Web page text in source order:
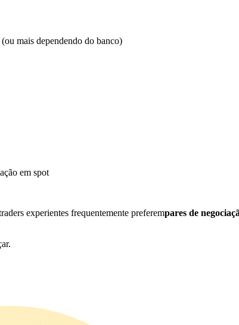
mais dependendo do banco)
em spot
experientes frequentemente preferempares de